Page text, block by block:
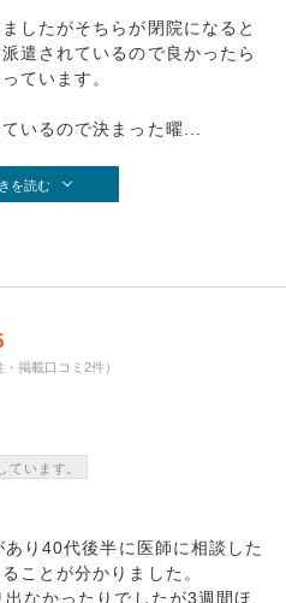
したがそちらが閉院になると
遣されているので良かったら
ています。
いるので決まった曜...
を読む
掲載口コミ2件）
ています。
り40代後半に医師に相談した
ことが分かりました。
なかったりでしたが3週間ほ